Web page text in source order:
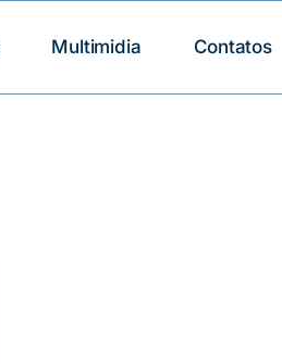
Multimidia Contatos